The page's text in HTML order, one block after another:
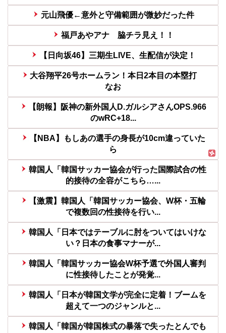
元山飛優←意外と守備範囲が微妙だった件
福戸あやアナ 脇チラ見え！！
【日向坂46】三期生LIVE、生配信が決定！
大谷翔平26号ホームラン！本日2本目の本塁打
なお
【朗報】阪神の新外国人D.ガルシアさんOPS.966
のwRC+18...
【NBA】もしあの選手の身長が10cm違っていた
ら
韓国人「韓国サッカー協会が行った国際試合の性
的接待の全容がこちら…...
【激震】韓国人「韓国サッカー協会、W杯・五輪
で複数回の性接待を行い...
韓国人「日本ではテーブルに肘をついてはいけな
い？日本の食事マナーが...
韓国人「韓国サッカー協会W杯予選で外国人審判
に性接待したことが発覚...
韓国人「日本が韓国文学が完全に定着！ブームを
超えて一つのジャンルと...
韓国人「韓国が韓国株式の暴落で失ったとんでも